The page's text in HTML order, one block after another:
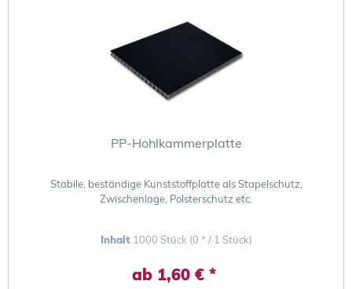
PP-Hohlkammerplatte
Stabile, beständige Kunststoffplatte als Stapelschutz,
Zwischenlage, Polsterschutz etc.
Inhalt 1000 Stück (0 * / 1 Stück)
ab 1,60 € *